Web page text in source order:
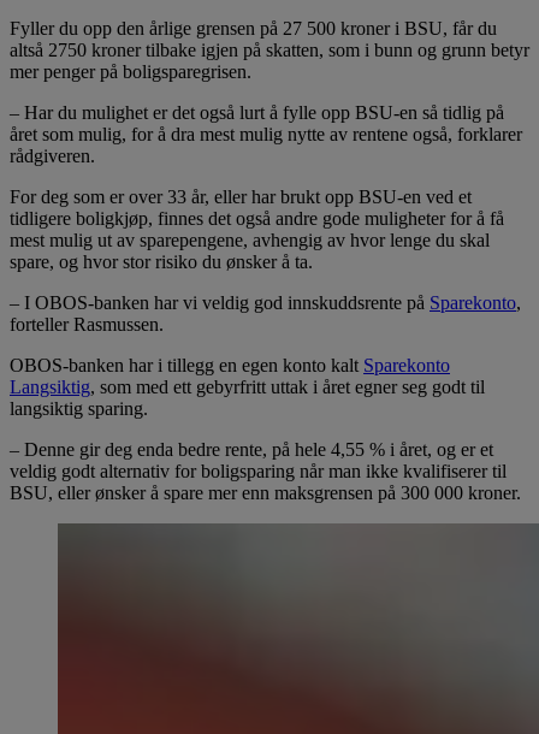
Fyller du opp den årlige grensen på 27 500 kroner i BSU, får du
altså 2750 kroner tilbake igjen på skatten, som i bunn og grunn betyr
mer penger på boligsparegrisen.
– Har du mulighet er det også lurt å fylle opp BSU-en så tidlig på
året som mulig, for å dra mest mulig nytte av rentene også, forklarer
rådgiveren.
For deg som er over 33 år, eller har brukt opp BSU-en ved et
tidligere boligkjøp, finnes det også andre gode muligheter for å få
mest mulig ut av sparepengene, avhengig av hvor lenge du skal
spare, og hvor stor risiko du ønsker å ta.
– I OBOS-banken har vi veldig god innskuddsrente på Sparekonto,
forteller Rasmussen.
OBOS-banken har i tillegg en egen konto kalt Sparekonto
Langsiktig, som med ett gebyrfritt uttak i året egner seg godt til
langsiktig sparing.
– Denne gir deg enda bedre rente, på hele 4,55 % i året, og er et
veldig godt alternativ for boligsparing når man ikke kvalifiserer til
BSU, eller ønsker å spare mer enn maksgrensen på 300 000 kroner.